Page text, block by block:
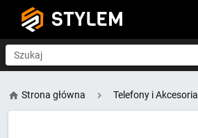
STYLEM
Szukaj
Strona główna Telefony i Akcesoria